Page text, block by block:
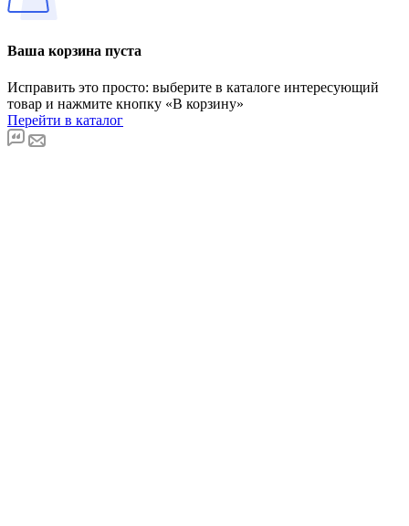
Ваша корзина пуста
Исправить это просто: выберите в каталоге интересующий
товар и нажмите кнопку «В корзину»
Перейти в каталог